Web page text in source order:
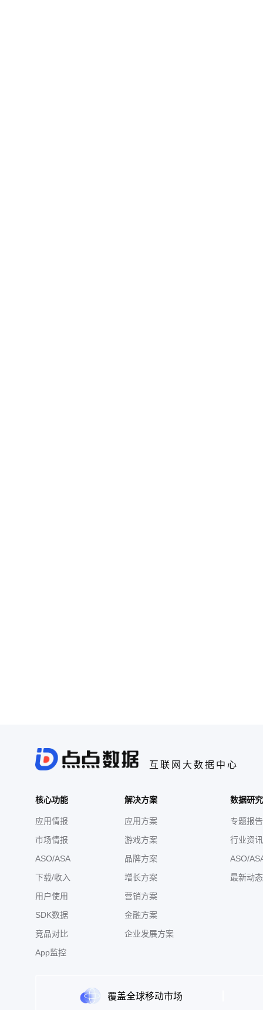
互联网大数据中心
核心功能
应用情报
市场情报
ASO/ASA
下载/收入
用户使用
SDK数据
竞品对比
App监控
解决方案
应用方案
游戏方案
品牌方案
增长方案
营销方案
金融方案
企业发展方案
数据研
专题报告
行业资讯
ASO/
最新动态
覆盖全球移动市场